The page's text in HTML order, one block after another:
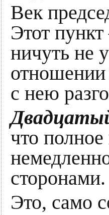
Век
Этот
ничуть не
отношении
с нею
что
сторонами.
Это, само